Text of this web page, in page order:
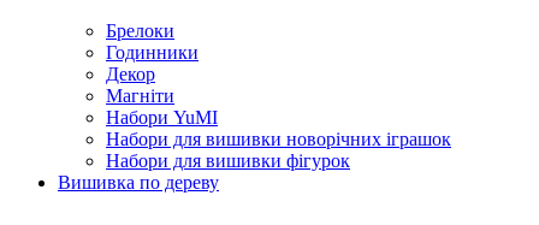
Брелоки
Годинники
Декор
Магніти
Набори YuMI
Набори для вишивки новорічних іграшок
Набори для вишивки фігурок
Вишивка по дереву